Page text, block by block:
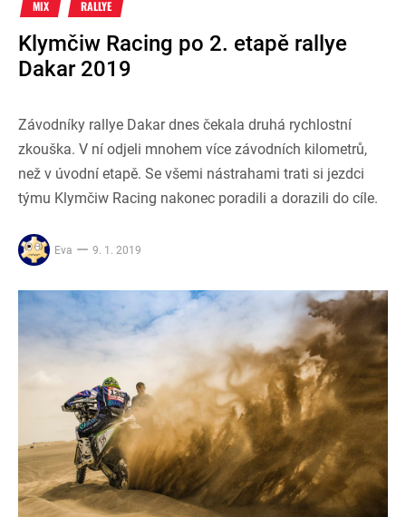
MIX RALLYE
Klymčiw Racing po 2. etapě rallye
Dakar 2019
Závodníky rallye Dakar dnes čekala druhá rychlostní
zkouška. V ní odjeli mnohem více závodních kilometrů,
než v úvodní etapě. Se všemi nástrahami trati si jezdci
týmu Klymčiw Racing nakonec poradili a dorazili do cíle.
Eva 9. 1. 2019